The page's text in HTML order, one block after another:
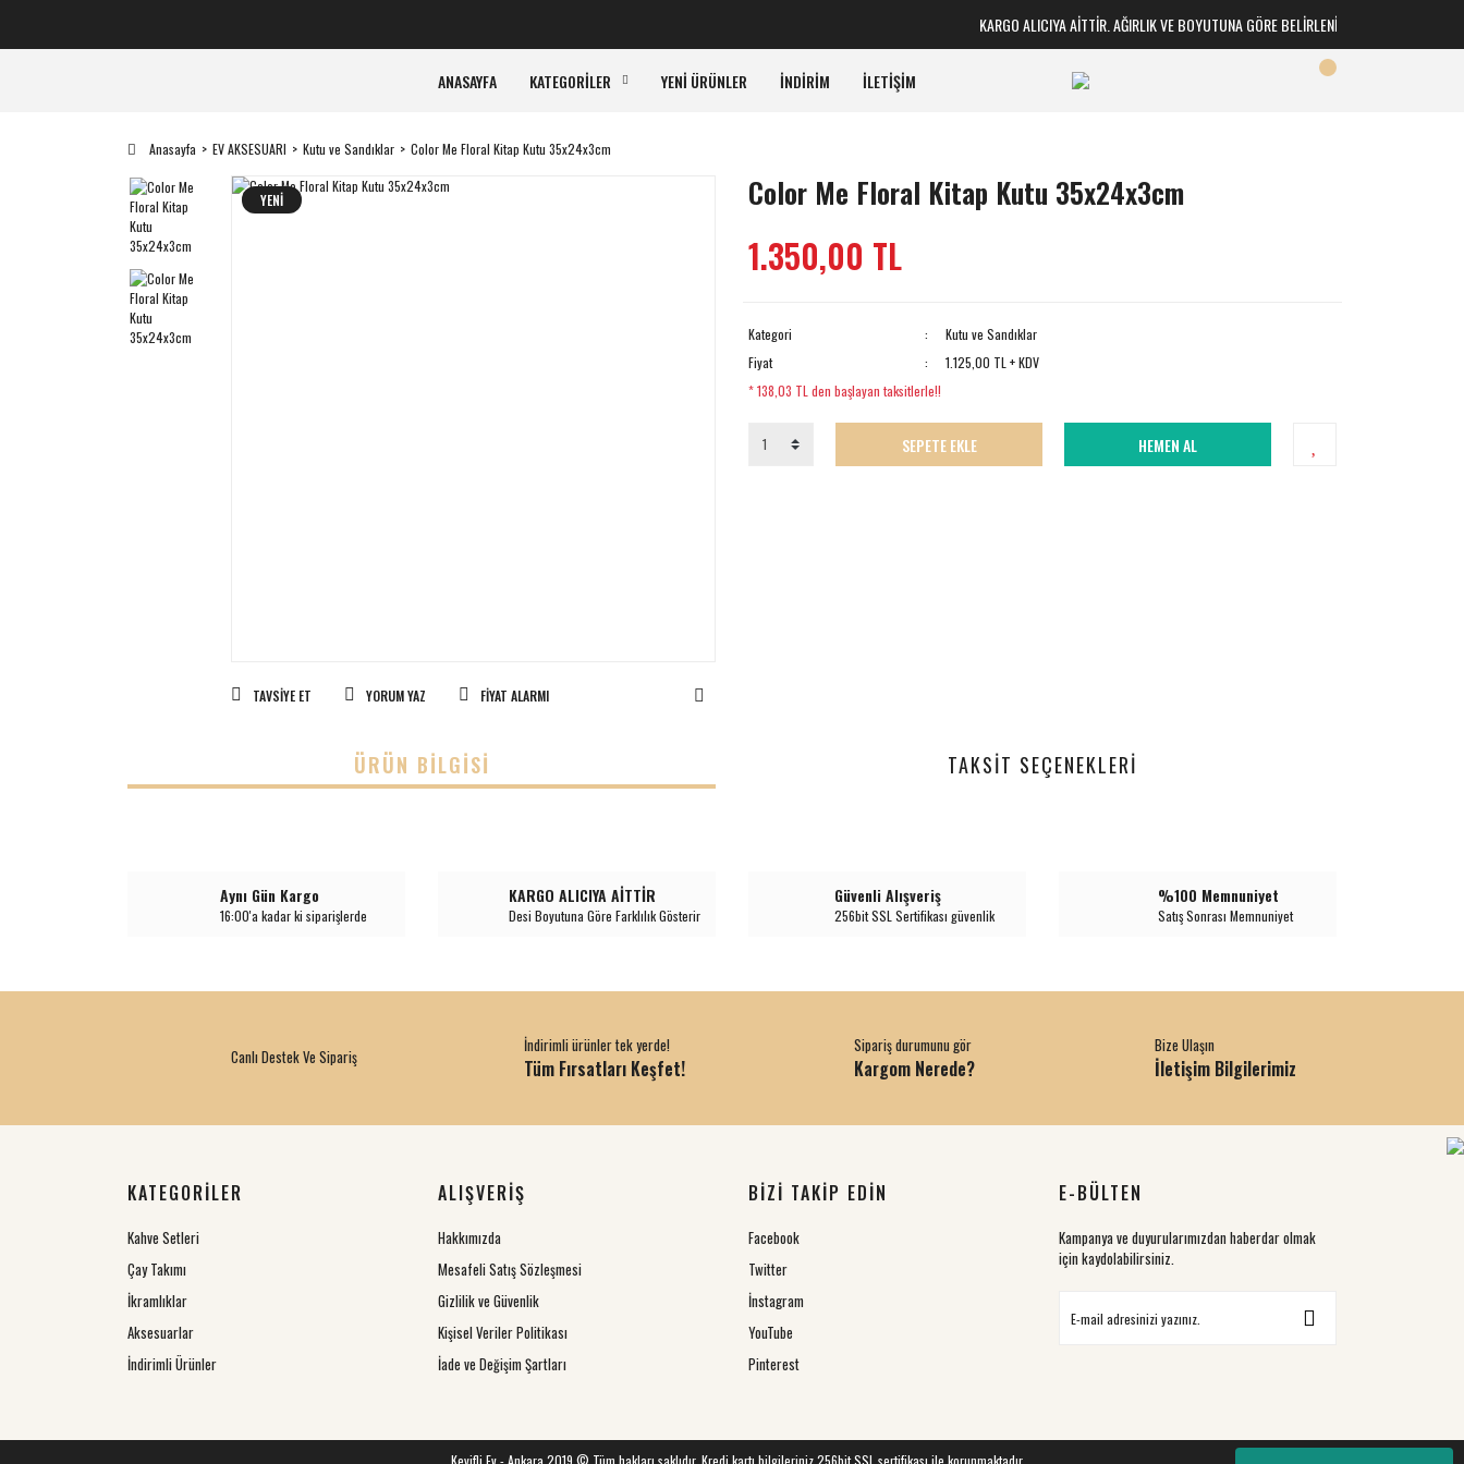
KARGO ALICIYA AİTTİR. AĞIRLIK VE BOYUTUNA GÖRE BELİRLENİR
ANASAYFA KATEGORİLER YENİ ÜRÜNLER İNDİRİM İLETİŞİM
Anasayfa EV AKSESUARI Kutu ve Sandıklar Color Me Floral Kitap Kutu 35x24x3cm
YENİ
TAVSIYE ET YORUM YAZ FIYAT ALARMI
Color Me Floral Kitap Kutu 35x24x3cm
1.350,00 TL
Kategori
Kutu ve Sandıklar
Fiyat
1.125,00 TL + KDV
* 138,03 TL den başlayan taksitlerle!!
SEPETE EKLE HEMEN AL
ÜRÜN BILGISI TAKSIT SEÇENEKLERI
Aynı Gün Kargo
16:00'a kadar ki siparişlerde
KARGO ALICIYA AİTTİR
Desi Boyutuna Göre Farklılık Gösterir
Güvenli Alışveriş
256bit SSL Sertifikası güvenlik
%100 Memnuniyet
Satış Sonrası Memnuniyet
Canlı Destek Ve Sipariş
İndirimli ürünler tek yerde!
Tüm Fırsatları Keşfet!
Sipariş durumunu gör
Kargom Nerede?
Bize Ulaşın
İletişim Bilgilerimiz
KATEGORİLER
Kahve Setleri
Çay Takımı
İkramlıklar
Aksesuarlar
İndirimli Ürünler
ALIŞVERİŞ
Hakkımızda
Mesafeli Satış Sözleşmesi
Gizlilik ve Güvenlik
Kişisel Veriler Politikası
İade ve Değişim Şartları
BİZİ TAKİP EDİN
Facebook
Twitter
İnstagram
YouTube
Pinterest
E-BÜLTEN
Kampanya ve duyurularımızdan haberdar olmak
için kaydolabilirsiniz.
Keyifli Ev - Ankara 2019 © Tüm hakları saklıdır. Kredi kartı bilgileriniz 256bit SSL sertifikası ile korunmaktadır.